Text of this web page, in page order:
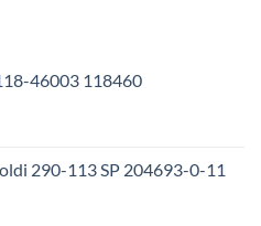
46003 118460
290-113 SP 204693-0-11